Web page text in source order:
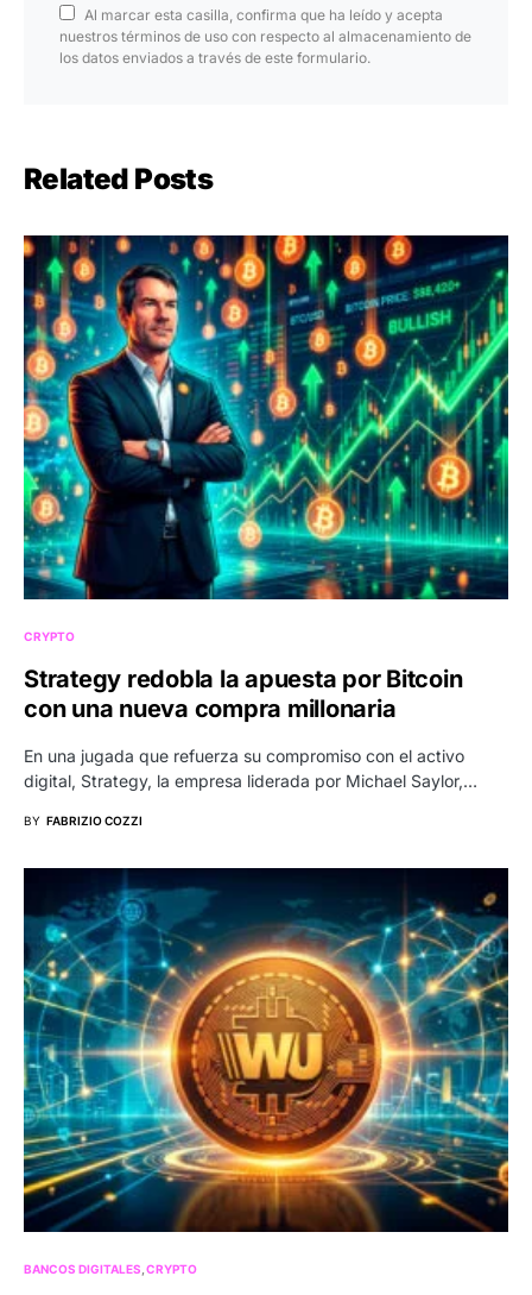
Al marcar esta casilla, confirma que ha leído y acepta
nuestros términos de uso con respecto al almacenamiento de
los datos enviados a través de este formulario.
Related Posts
CRYPTO
Strategy redobla la apuesta por Bitcoin
con una nueva compra millonaria
En una jugada que refuerza su compromiso con el activo
digital, Strategy, la empresa liderada por Michael Saylor,…
BY FABRIZIO COZZI
BANCOS DIGITALES CRYPTO